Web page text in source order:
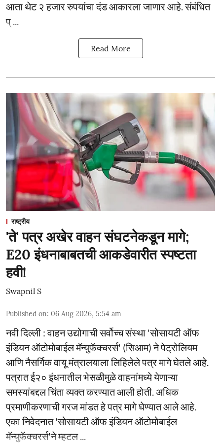
आता थेट २ हजार रुपयांचा दंड आकारला जाणार आहे. संबंधित
प् ...
Read More
राष्ट्रीय
'ते' पत्र अखेर वाहन संघटनेकडून मागे;
E20 इंधनाबाबतची आकडेवारीत स्पष्टता
हवी!
Swapnil S
Published on: 06 Aug 2026, 5:54 am
नवी दिल्ली : वाहन उद्योगाची सर्वोच्च संस्था 'सोसायटी ऑफ
इंडियन ऑटोमोबाईल मॅन्युफॅक्चरर्स' (सिआम) ने पेट्रोलियम
आणि नैसर्गिक वायू मंत्रालयाला लिहिलेले पत्र मागे घेतले आहे.
पत्रात ई२० इंधनातील भेसळीमुळे वाहनांमध्ये येणाऱ्या
समस्यांबद्दल चिंता व्यक्त करण्यात आली होती. अधिक
प्रमाणीकरणाची गरज मांडत हे पत्र मागे घेण्यात आले आहे.
एका निवेदनात 'सोसायटी ऑफ इंडियन ऑटोमोबाईल
मॅन्युफॅक्चरर्स'ने म्हटल ...